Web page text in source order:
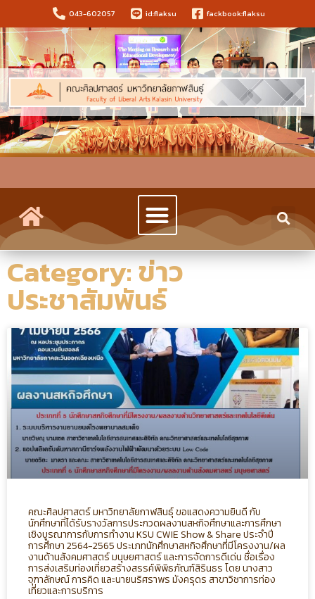
043-602057 id:flaksu fackbook:flaksu
Category: ข่าว
ประชาสัมพันธ์
คณะศิลปศาสตร์ มหาวิทยาลัยกาฬสินธุ์ ขอแสดงความยินดี กับ
นักศึกษาที่ได้รับรางวัลการประกวดผลงานสหกิจศึกษาและการศึกษา
เชิงบูรณาการกับการทำงาน KSU CWIE Show & Share ประจำปี
การศึกษา 2564-2565 ประเภทนักศึกษาสหกิจศึกษาที่มีโครงงาน/ผล
งานด้านสังคมศาสตร์ มนุษยศาสตร์ และการจัดการดีเด่น ชื่อเรื่อง
การส่งเสริมท่องเที่ยวสร้างสรรค์พิพิธภัณฑ์สิรินธร โดย นางสาว
จุฑาลักษณ์ การคิด และนายนริศราพร มังครุดร สาขาวิชาการท่อง
เที่ยวและการบริการ